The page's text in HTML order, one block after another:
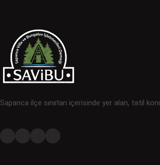
Sapanca ilçe sınırları içerisinde yer alan, tatil